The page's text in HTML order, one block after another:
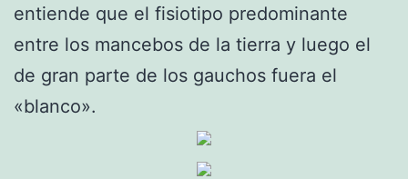
entiende que el fisiotipo predominante
entre los mancebos de la tierra y luego el
de gran parte de los gauchos fuera el
«blanco».